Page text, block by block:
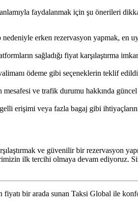
faydalanmak için şu önerileri
erken rezervasyon yapmak, en
sağladığı fiyat karşılaştırma
ödeme gibi seçeneklerin teklif
ve trafik durumu hakkında güncel
erişimi veya fazla bagaj gibi
ve güvenilir bir rezervasyon
ilk tercihi olmaya devam ediyoruz.
bir arada sunan Taksi Global ile